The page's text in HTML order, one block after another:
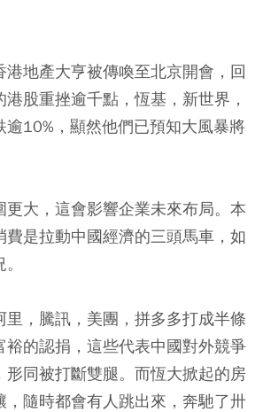
港地產大亨被傳喚至北京開會，回
股重挫逾千點，恆基，新世界，
逾10%，顯然他們已預知大風暴將
更大，這會影響企業未來布局。本
費是拉動中國經濟的三頭馬車，如
里，騰訊，美團，拼多多打成半條
裕的認捐，這些代表中國對外競爭
形同被打斷雙腿。而恆大掀起的房
，隨時都會有人跳出來，奔馳了卅